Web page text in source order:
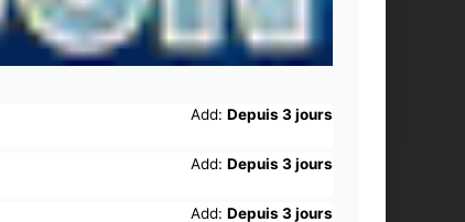
Add: Depuis 3 jours
Add: Depuis 3 jours
Add: Depuis 3 jours